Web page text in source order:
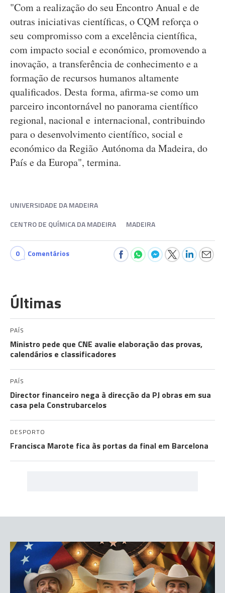
"Com a realização do seu Encontro Anual e de
outras iniciativas científicas, o CQM reforça o
seu compromisso com a excelência científica,
com impacto social e económico, promovendo a
inovação, a transferência de conhecimento e a
formação de recursos humanos altamente
qualificados. Desta forma, afirma-se como um
parceiro incontornável no panorama científico
regional, nacional e internacional, contribuindo
para o desenvolvimento científico, social e
económico da Região Autónoma da Madeira, do
País e da Europa", termina.
UNIVERSIDADE DA MADEIRA
CENTRO DE QUÍMICA DA MADEIRA
MADEIRA
0 Comentários
Últimas
PAÍS
Ministro pede que CNE avalie elaboração das provas,
calendários e classificadores
PAÍS
Director financeiro nega à direcção da PJ obras em sua
casa pela Construbarcelos
DESPORTO
Francisca Marote fica às portas da final em Barcelona